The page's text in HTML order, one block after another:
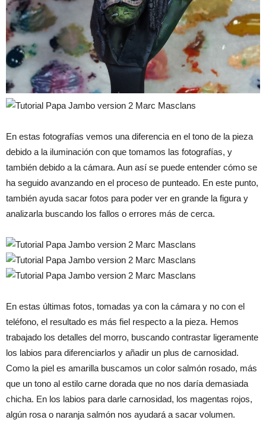
En estas fotografías vemos una diferencia en el tono de la pieza
debido a la iluminación con que tomamos las fotografías, y
también debido a la cámara. Aun así se puede entender cómo se
ha seguido avanzando en el proceso de punteado. En este punto,
también ayuda sacar fotos para poder ver en grande la figura y
analizarla buscando los fallos o errores más de cerca.
En estas últimas fotos, tomadas ya con la cámara y no con el
teléfono, el resultado es más fiel respecto a la pieza. Hemos
trabajado los detalles del morro, buscando contrastar ligeramente
los labios para diferenciarlos y añadir un plus de carnosidad.
Como la piel es amarilla buscamos un color salmón rosado, más
que un tono al estilo carne dorada que no nos daría demasiada
chicha. En los labios para darle carnosidad, los magentas rojos,
algún rosa o naranja salmón nos ayudará a sacar volumen.